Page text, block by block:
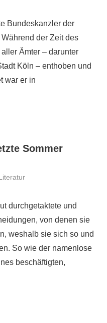
Bundeskanzler der
der Zeit des
Ämter – darunter
Köln – enthoben und
war er in
Sommer
durchgetaktete und
von denen sie
weshalb sie sich so und
So wie der namenlose
beschäftigten,